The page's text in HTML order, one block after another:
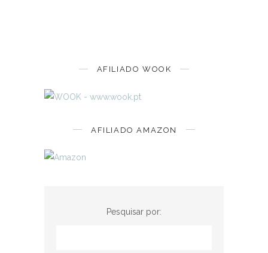
AFILIADO WOOK
AFILIADO AMAZON
Pesquisar por: